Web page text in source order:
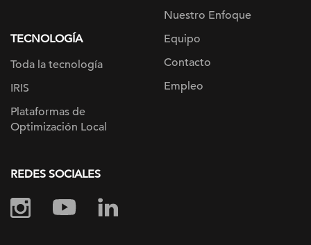
TECNOLOGÍA
Toda la tecnología
IRIS
Plataformas de
Optimización Local
Nuestro Enfoque
Equipo
Contacto
Empleo
REDES SOCIALES